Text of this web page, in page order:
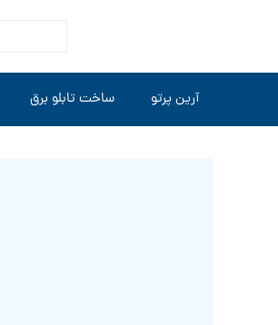
آرین پرتو ساخت تابلو برق